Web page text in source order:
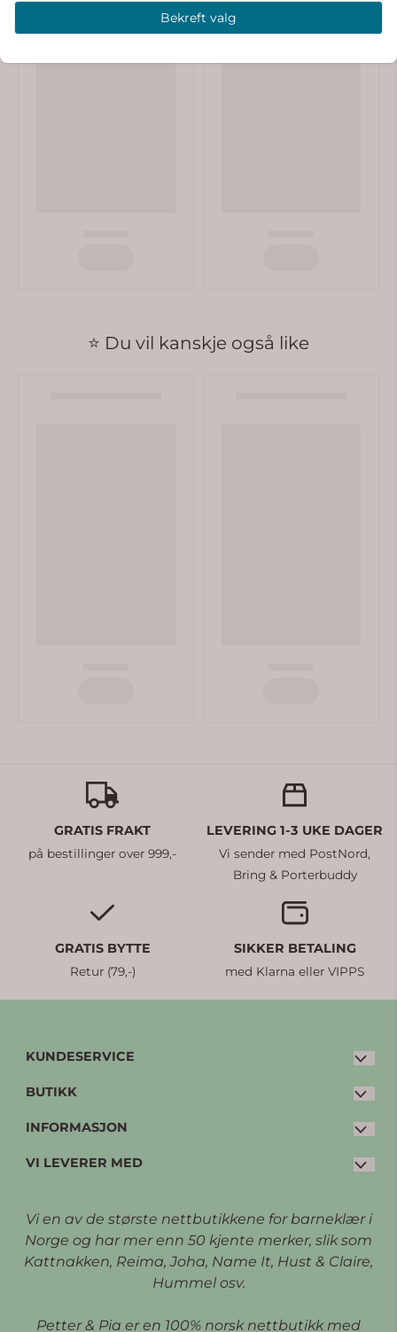
⭐ Du vil kanskje også like
GRATIS FRAKT
på bestillinger over 999,-
LEVERING 1-3 UKE DAGER
Vi sender med PostNord,
Bring & Porterbuddy
GRATIS BYTTE
Retur (79,-)
SIKKER BETALING
med Klarna eller VIPPS
KUNDESERVICE
E-post:
3086 Holmestrand
BUTIKK
Kjøpsvilkår
Personvern
Logg inn
INFORMASJON
Bytte og retur
Om oss
Kundeklubb
VI LEVERER MED
Vi en av de største nettbutikkene for barneklær i
Norge og har mer enn 50 kjente merker, slik som
Kattnakken, Reima, Joha, Name It, Hust & Claire,
Hummel osv.
Petter & Pia er en 100% norsk nettbutikk med
Bekreft valg